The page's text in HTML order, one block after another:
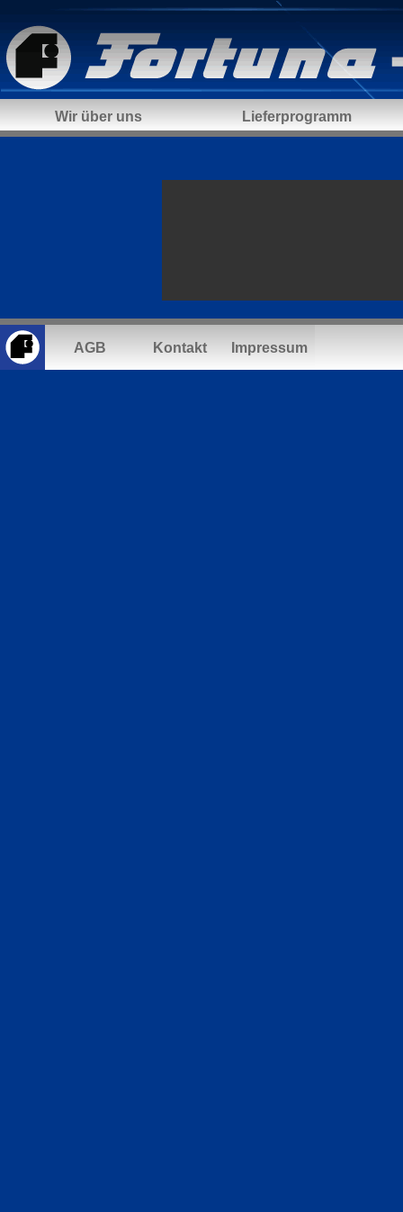
Wir über uns Lieferprogramm
AGB Kontakt Impressum